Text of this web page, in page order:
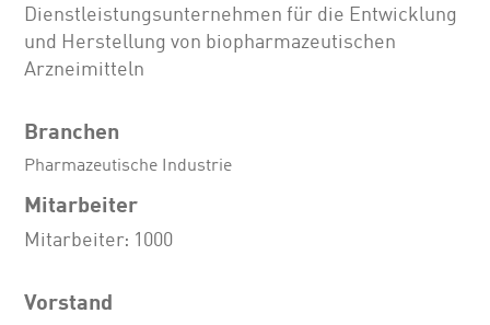
Dienstleistungsunternehmen für die Entwicklung
und Herstellung von biopharmazeutischen
Arzneimitteln
Branchen
Pharmazeutische Industrie
Mitarbeiter
Mitarbeiter: 1000
Vorstand